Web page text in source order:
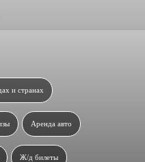
и странах
Аренда авто
Ж/д билеты